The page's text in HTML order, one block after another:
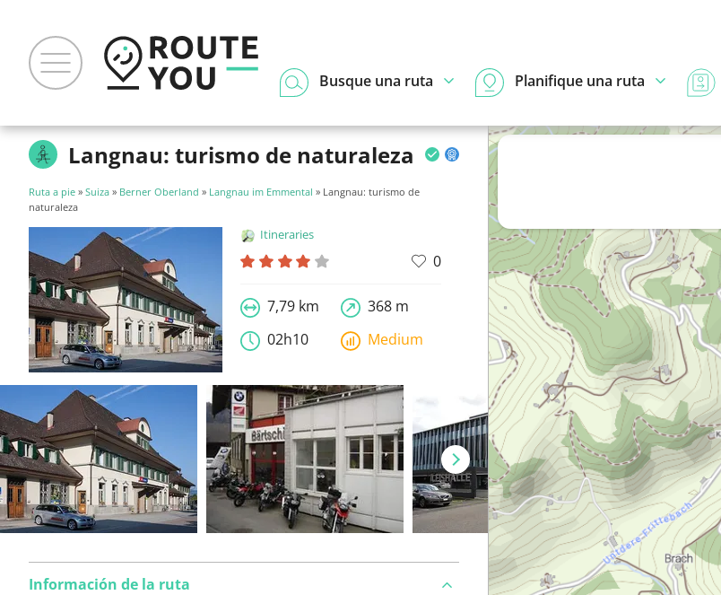
Busque una ruta Planifique una ruta
Langnau: turismo de naturaleza
Ruta a pie » Suiza » Berner Oberland » Langnau im Emmental » Langnau: turismo de
naturaleza
Itineraries
0
7,79 km
368 m
02h10
Medium
Información de la ruta